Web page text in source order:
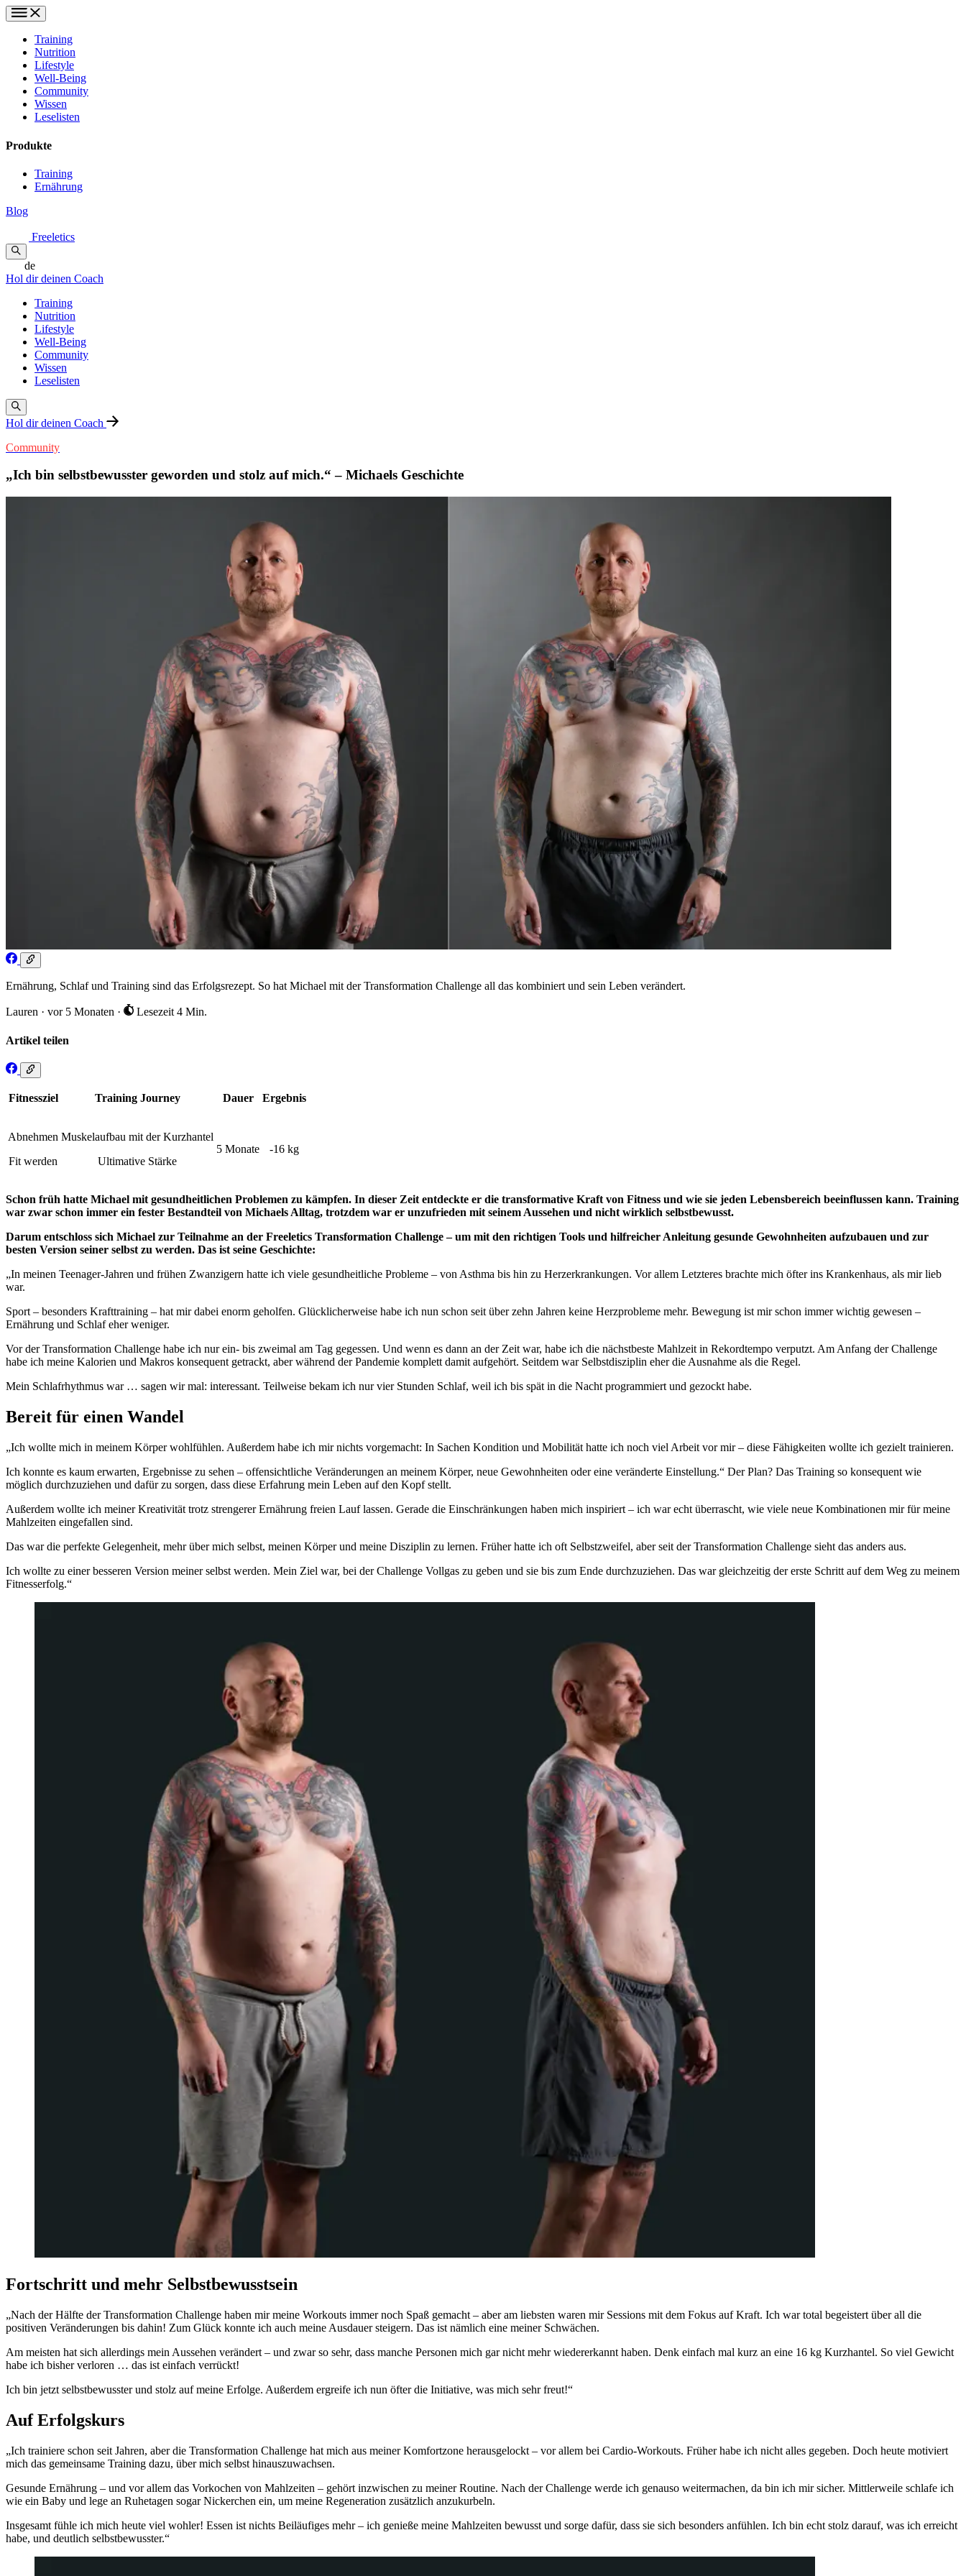
Training
Nutrition
Lifestyle
Well-Being
Community
Wissen
Leselisten
Produkte
Training
Ernährung
Blog
Freeletics
de
Hol dir deinen Coach
Training
Nutrition
Lifestyle
Well-Being
Community
Wissen
Leselisten
Hol dir deinen Coach
Community
„Ich bin selbstbewusster geworden und stolz auf mich.“ – Michaels Geschichte
Ernährung, Schlaf und Training sind das Erfolgsrezept. So hat Michael mit der Transformation Challenge all das kombiniert und sein Leben verändert.
Lauren · vor 5 Monaten · Lesezeit 4 Min.
Artikel teilen
Fitnessziel Training Journey Dauer Ergebnis
Abnehmen
Fit werden
Muskelaufbau mit der Kurzhantel
Ultimative Stärke
5 Monate -16 kg
Schon früh hatte Michael mit gesundheitlichen Problemen zu kämpfen. In dieser Zeit entdeckte er die transformative Kraft von Fitness und wie sie jeden Lebensbereich beeinflussen kann. Training
war zwar schon immer ein fester Bestandteil von Michaels Alltag, trotzdem war er unzufrieden mit seinem Aussehen und nicht wirklich selbstbewusst.
Darum entschloss sich Michael zur Teilnahme an der Freeletics Transformation Challenge – um mit den richtigen Tools und hilfreicher Anleitung gesunde Gewohnheiten aufzubauen und zur
besten Version seiner selbst zu werden. Das ist seine Geschichte:
„In meinen Teenager-Jahren und frühen Zwanzigern hatte ich viele gesundheitliche Probleme – von Asthma bis hin zu Herzerkrankungen. Vor allem Letzteres brachte mich öfter ins Krankenhaus, als mir lieb
war.
Sport – besonders Krafttraining – hat mir dabei enorm geholfen. Glücklicherweise habe ich nun schon seit über zehn Jahren keine Herzprobleme mehr. Bewegung ist mir schon immer wichtig gewesen –
Ernährung und Schlaf eher weniger.
Vor der Transformation Challenge habe ich nur ein- bis zweimal am Tag gegessen. Und wenn es dann an der Zeit war, habe ich die nächstbeste Mahlzeit in Rekordtempo verputzt. Am Anfang der Challenge
habe ich meine Kalorien und Makros konsequent getrackt, aber während der Pandemie komplett damit aufgehört. Seitdem war Selbstdisziplin eher die Ausnahme als die Regel.
Mein Schlafrhythmus war … sagen wir mal: interessant. Teilweise bekam ich nur vier Stunden Schlaf, weil ich bis spät in die Nacht programmiert und gezockt habe.
Bereit für einen Wandel
„Ich wollte mich in meinem Körper wohlfühlen. Außerdem habe ich mir nichts vorgemacht: In Sachen Kondition und Mobilität hatte ich noch viel Arbeit vor mir – diese Fähigkeiten wollte ich gezielt trainieren.
Ich konnte es kaum erwarten, Ergebnisse zu sehen – offensichtliche Veränderungen an meinem Körper, neue Gewohnheiten oder eine veränderte Einstellung.“ Der Plan? Das Training so konsequent wie
möglich durchzuziehen und dafür zu sorgen, dass diese Erfahrung mein Leben auf den Kopf stellt.
Außerdem wollte ich meiner Kreativität trotz strengerer Ernährung freien Lauf lassen. Gerade die Einschränkungen haben mich inspiriert – ich war echt überrascht, wie viele neue Kombinationen mir für meine
Mahlzeiten eingefallen sind.
Das war die perfekte Gelegenheit, mehr über mich selbst, meinen Körper und meine Disziplin zu lernen. Früher hatte ich oft Selbstzweifel, aber seit der Transformation Challenge sieht das anders aus.
Ich wollte zu einer besseren Version meiner selbst werden. Mein Ziel war, bei der Challenge Vollgas zu geben und sie bis zum Ende durchzuziehen. Das war gleichzeitig der erste Schritt auf dem Weg zu meinem
Fitnesserfolg.“
Fortschritt und mehr Selbstbewusstsein
„Nach der Hälfte der Transformation Challenge haben mir meine Workouts immer noch Spaß gemacht – aber am liebsten waren mir Sessions mit dem Fokus auf Kraft. Ich war total begeistert über all die
positiven Veränderungen bis dahin! Zum Glück konnte ich auch meine Ausdauer steigern. Das ist nämlich eine meiner Schwächen.
Am meisten hat sich allerdings mein Aussehen verändert – und zwar so sehr, dass manche Personen mich gar nicht mehr wiedererkannt haben. Denk einfach mal kurz an eine 16 kg Kurzhantel. So viel Gewicht
habe ich bisher verloren … das ist einfach verrückt!
Ich bin jetzt selbstbewusster und stolz auf meine Erfolge. Außerdem ergreife ich nun öfter die Initiative, was mich sehr freut!“
Auf Erfolgskurs
„Ich trainiere schon seit Jahren, aber die Transformation Challenge hat mich aus meiner Komfortzone herausgelockt – vor allem bei Cardio-Workouts. Früher habe ich nicht alles gegeben. Doch heute motiviert
mich das gemeinsame Training dazu, über mich selbst hinauszuwachsen.
Gesunde Ernährung – und vor allem das Vorkochen von Mahlzeiten – gehört inzwischen zu meiner Routine. Nach der Challenge werde ich genauso weitermachen, da bin ich mir sicher. Mittlerweile schlafe ich
wie ein Baby und lege an Ruhetagen sogar Nickerchen ein, um meine Regeneration zusätzlich anzukurbeln.
Insgesamt fühle ich mich heute viel wohler! Essen ist nichts Beiläufiges mehr – ich genieße meine Mahlzeiten bewusst und sorge dafür, dass sie sich besonders anfühlen. Ich bin echt stolz darauf, was ich erreicht
habe, und deutlich selbstbewusster.“